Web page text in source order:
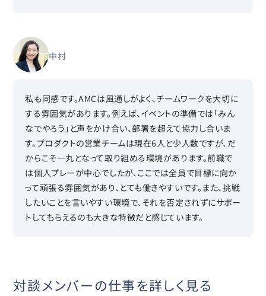
中村
私も同感です。AMCは風通しがよく、チームワークを大切に
する雰囲気があります。例えば、イベントの準備では「みん
なでやろう」と声をかけ合い、部署を超えて協力し合いま
す。プロダクトの営業チームは現在6人と少人数ですが、だ
からこそ一丸となって取り組める環境があります。前職で
は個人プレーが中心でしたが、ここでは全員で目標に向か
って頑張る雰囲気があり、とても働きやすいです。また、挑戦
したいことを言いやすい環境で、それを否定されずにサポー
トしてもらえるのも大きな特徴だと感じています。
対談メンバーの仕事を詳しく見る